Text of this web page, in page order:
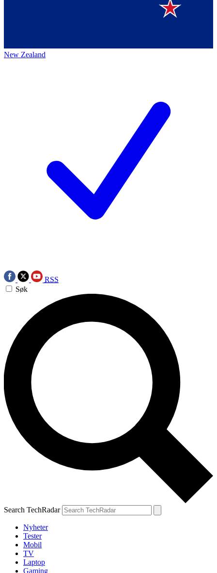
New Zealand
RSS
Søk
Search TechRadar
Nyheter
Tester
Mobil
TV
Laptop
Gaming